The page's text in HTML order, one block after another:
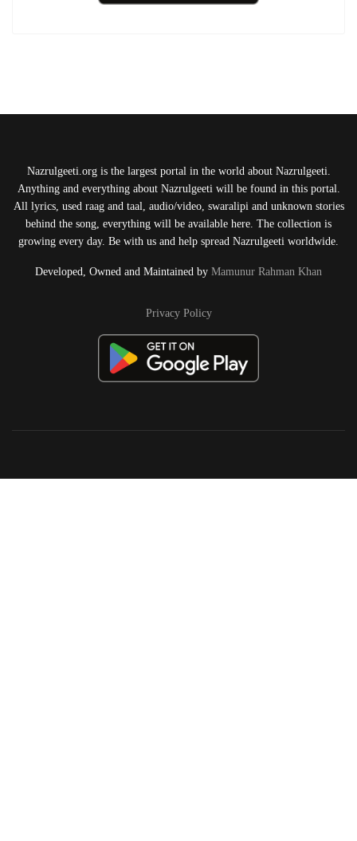
Nazrulgeeti.org is the largest portal in the world about Nazrulgeeti.
Anything and everything about Nazrulgeeti will be found in this portal.
All lyrics, used raag and taal, audio/video, swaralipi and unknown stories
behind the song, everything will be available here. The collection is
growing every day. Be with us and help spread Nazrulgeeti worldwide.
Developed, Owned and Maintained by Mamunur Rahman Khan
Privacy Policy